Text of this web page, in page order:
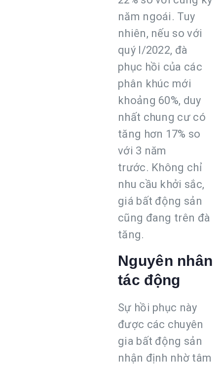
năm ngoái. Tuy
nhiên, nếu so với
quý I/2022, đà
phục hồi của các
phân khúc mới
khoảng 60%, duy
nhất chung cư có
tăng hơn 17% so
với 3 năm
trước. Không chỉ
nhu cầu khởi sắc,
giá bất động sản
cũng đang trên đà
tăng.
Nguyên nhân
tác động
Sự hồi phục này
được các chuyên
gia bất động sản
nhận định nhờ tâm